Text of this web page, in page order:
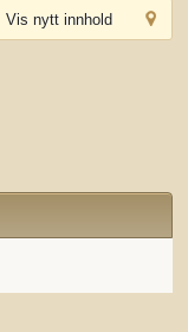
Vis nytt innhold